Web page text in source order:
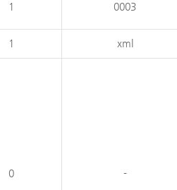
1 0003
1 xml
0 -